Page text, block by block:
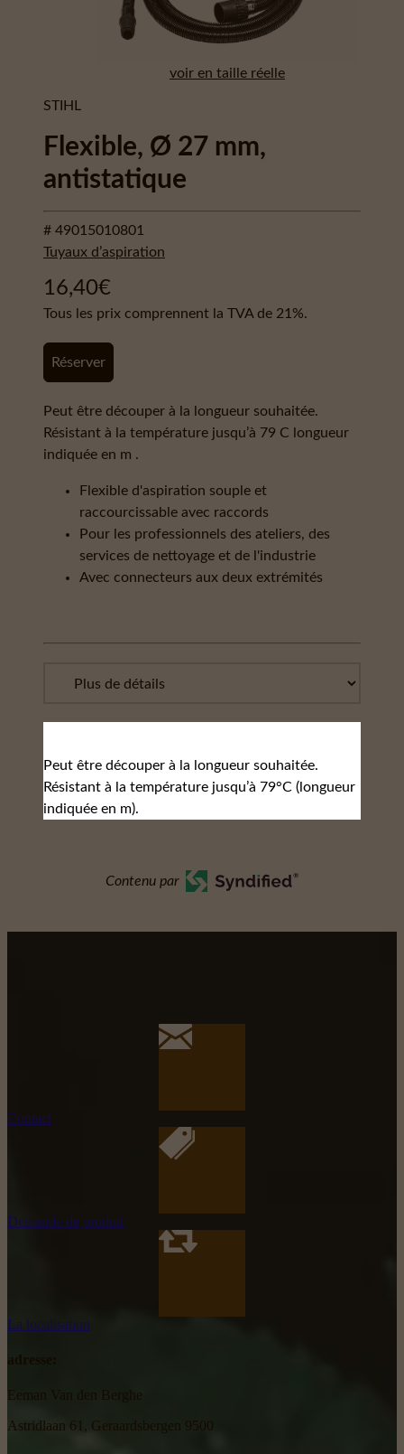
voir en taille réelle
STIHL
Flexible, Ø 27 mm,
antistatique
# 49015010801
Tuyaux d’aspiration
16,40€
Tous les prix comprennent la TVA de 21%.
Réserver
Peut être découper à la longueur souhaitée.
Résistant à la température jusqu’à 79 C longueur
indiquée en m .
Flexible d'aspiration souple et
raccourcissable avec raccords
Pour les professionnels des ateliers, des
services de nettoyage et de l'industrie
Avec connecteurs aux deux extrémités
Peut être découper à la longueur souhaitée.
Résistant à la température jusqu’à 79°C (longueur
indiquée en m).
Contenu par
Contact
Demande de produit
La localisation
Astridlaan 61, Geraardsbergen 9500